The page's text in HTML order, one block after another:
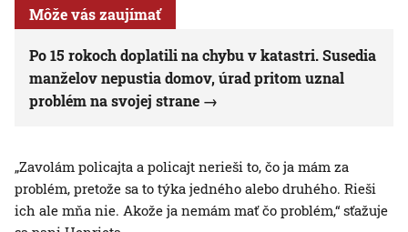
Môže vás zaujímať
Po 15 rokoch doplatili na chybu v katastri. Susedia
manželov nepustia domov, úrad pritom uznal
problém na svojej strane
„Zavolám policajta a policajt nerieši to, čo ja mám za
problém, pretože sa to týka jedného alebo druhého. Rieši
ich ale mňa nie. Akože ja nemám mať čo problém,“ sťažuje